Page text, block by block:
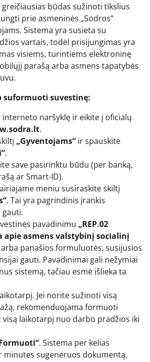
būdas sužinoti tikslius
prie asmeninės „Sodros“
Sistema yra susieta su
vartais, todėl prisijungimas yra
visiems, turintiems elektroninę
parašą arba asmens tapatybės
suvestinę:
naršyklę ir eikite į oficialų
.
„Gyventojams“ ir spauskite
.
save pasirinktu būdu (per banką,
ar Smart-ID).
meniu susiraskite skiltį
. Tai yra pagrindinis įrankis
pavadinimu „REP.02
apie asmens valstybinį socialinį
arba panašios formuluotės, susijusios
gauti. Pavadinimai gali nežymiai
sistemą, tačiau esmė išlieka ta
Jei norite sužinoti visą
rekomenduojama formuoti
visą laikotarpį nuo darbo pradžios iki
. Sistema per kelias
minutes sugeneruos dokumentą,